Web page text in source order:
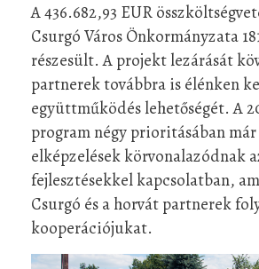
A 436.682,93 EUR
Csurgó Város Önkormányzata
részesült. A projekt lezárását
partnerek továbbra is élénken
együttműködés lehetőségét. A
program négy prioritásában
elképzelések körvonalazódnak
fejlesztésekkel kapcsolatban,
Csurgó és a horvát partnerek
kooperációjukat.